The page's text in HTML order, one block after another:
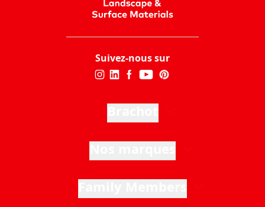
Suivez-nous sur